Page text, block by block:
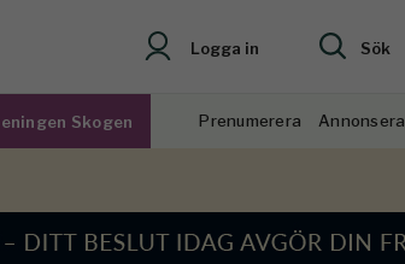
Logga in Sök
Skogen Prenumerera Annonsera